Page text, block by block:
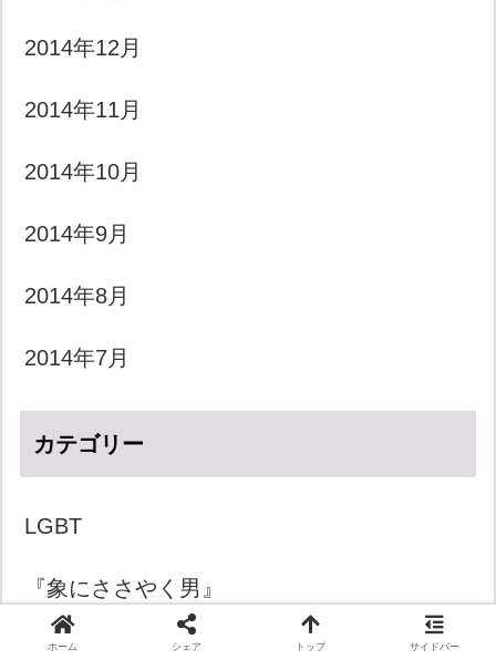
2014年12月
2014年11月
2014年10月
2014年9月
2014年8月
2014年7月
カテゴリー
LGBT
『象にささやく男』
きょうのダジャレ
ホーム シェア トップ サイドバー